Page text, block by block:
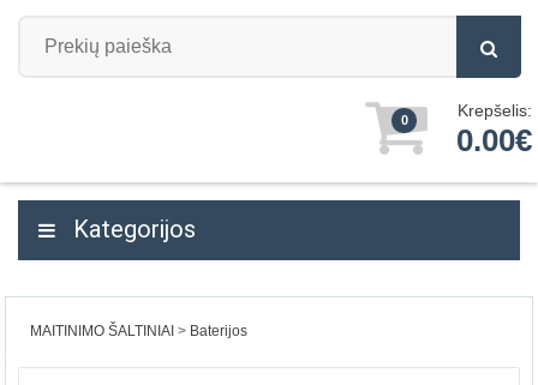
0 Krepšelis:
0.00€
Kategorijos
MAITINIMO ŠALTINIAI Baterijos